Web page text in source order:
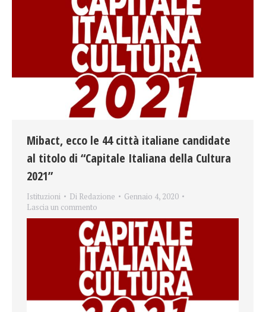
Mibact, ecco le 44 città italiane candidate
al titolo di “Capitale Italiana della Cultura
2021”
Istituzioni Di Redazione
Gennaio 4, 2020
Lascia un commento